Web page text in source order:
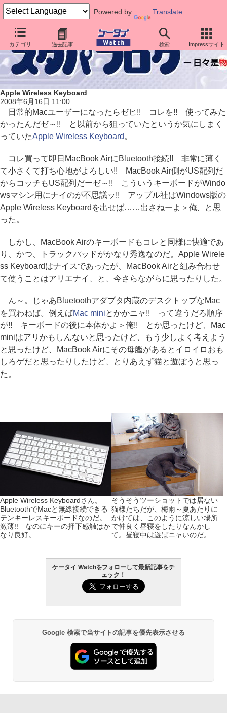
Powered by Translate
カテゴリ 過去記事 検索 Impressサイト
Apple Wireless Keyboard
2008年6月16日 11:00
日常的Macユーザーになったらゼヒ!! コレを!! 使ってみた
かったんだゼ～!! と以前から狙っていたというか気にしまく
っていたApple Wireless Keyboard 。
コレ買って即日MacBook AirにBluetooth接続!! 非常に薄く
て小さくて打ち心地がよろしい!! MacBook Air側がUS配列だ
からコッチもUS配列だーゼ～!! こういうキーボードがWindo
wsマシン用にナイのが不思議ッ!! アップル社はWindows版の
Apple Wireless Keyboardを出せば……出さねーよ＞俺、と思
った。
しかし、MacBook Airのキーボードもコレと同様に快適であ
り、かつ、トラックパッドがかなり秀逸なのだ。Apple Wirele
ss Keyboardはナイスであったが、MacBook Airと組み合わせ
て使うことはアリエナイ、と、今さらながらに思ったりした。
ん～。じゃあBluetoothアダプタ内蔵のデスクトップなMac
を買わねば。例えばMac miniとかかニャ!! って違うだろ順序
が!! キーボードの後に本体かよ＞俺!! とか思ったけど、Mac
miniはアリかもしんないと思ったけど、もう少しよく考えよう
と思ったけど、MacBook Airにその母艦があるとイロイロおも
しろゲだと思ったりしたけど、とりあえず猫と遊ぼうと思っ
た。
Apple Wireless Keyboardさん。
BluetoothでMacと無線接続できる
テンキーレスキーボードなのだ。
激薄!! なのにキーの押下感触はか
なり良好。
そうそうツーショットでは居ない
猫様たちだが、梅雨～夏あたりに
かけては、このように涼しい場所
で仲良く昼寝をしたりなんかし
て。昼寝中は遊ばニャいのだ。
ケータイ Watchをフォローして最新記事をチ
ェック！
Google 検索で当サイトの記事を優先表示させる